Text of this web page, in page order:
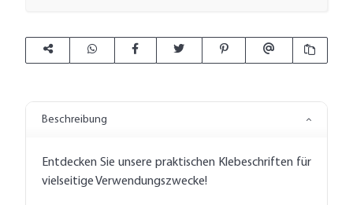
Beschreibung
Entdecken Sie unsere praktischen Klebeschriften für
vielseitige Verwendungszwecke!